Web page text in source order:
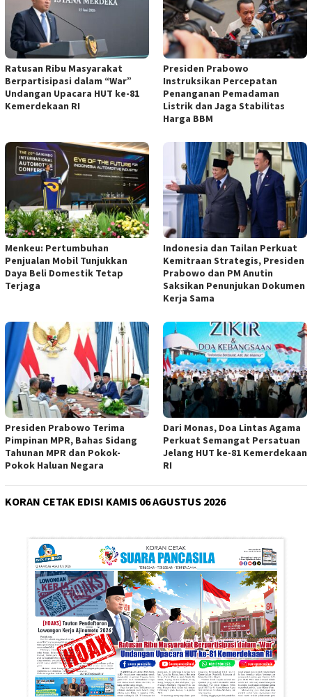
Ratusan Ribu Masyarakat
Berpartisipasi dalam “War”
Undangan Upacara HUT ke-81
Kemerdekaan RI
Presiden Prabowo
Instruksikan Percepatan
Penanganan Pemadaman
Listrik dan Jaga Stabilitas
Harga BBM
Menkeu: Pertumbuhan
Penjualan Mobil Tunjukkan
Daya Beli Domestik Tetap
Terjaga
Indonesia dan Tailan Perkuat
Kemitraan Strategis, Presiden
Prabowo dan PM Anutin
Saksikan Penunjukan Dokumen
Kerja Sama
Presiden Prabowo Terima
Pimpinan MPR, Bahas Sidang
Tahunan MPR dan Pokok-
Pokok Haluan Negara
Dari Monas, Doa Lintas Agama
Perkuat Semangat Persatuan
Jelang HUT ke-81 Kemerdekaan
RI
KORAN CETAK EDISI KAMIS 06 AGUSTUS 2026